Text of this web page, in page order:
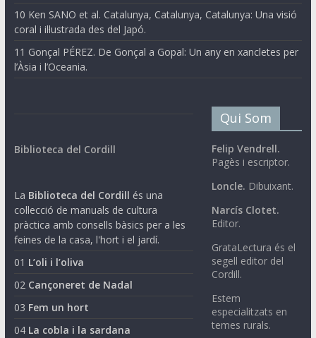
10 Ken SANO et al. Catalunya, Catalunya, Catalunya: Una visió
coral i il·lustrada des del Japó.
11 Gonçal PÉREZ. De Gonçal a Gopal: Un any en xancletes per
l’Àsia i l’Oceania.
Biblioteca del Cordill
La Biblioteca del Cordill és una
col·lecció de manuals de cultura
pràctica amb consells bàsics per a les
feines de la casa, l'hort i el jardí.
01 L’oli i l’oliva
02 Cançoneret de Nadal
03 Fem un hort
04 La cobla i la sardana
Qui Som
Felip Vendrell.
Pagès i escriptor.
Loncle. Dibuixant.
Narcís Clotet.
Editor.
GrataLectura és el
segell editor del
Cordill.
Estem
especialitzats en
temes rurals.